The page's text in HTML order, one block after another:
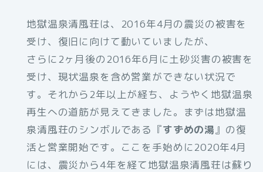
地獄温泉清風荘は、2016年4月の震災の被害を
受け、復旧に向けて動いていましたが、
さらに2ヶ月後の2016年6月に土砂災害の被害を
受け、現状温泉を含め営業ができない状況で
す。それから2年以上が経ち、ようやく地獄温泉
再生への道筋が見えてきました。まずは地獄温
泉清風荘のシンボルである『すずめの湯 』の復
活と営業開始です。ここを手始めに2020年4月
には、震災から4年を経て地獄温泉清風荘は蘇り